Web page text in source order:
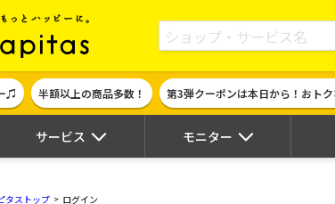
ポイント貯めて現金やギフト券に交換できるポイ
♫ 半額以上の商品多数！ 第3弾クーポンは本日から！おト
サービス モニター
タストップ ログイン